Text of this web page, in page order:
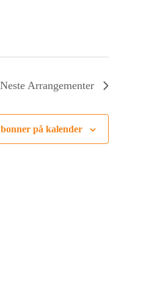
Neste Arrangementer
på kalender